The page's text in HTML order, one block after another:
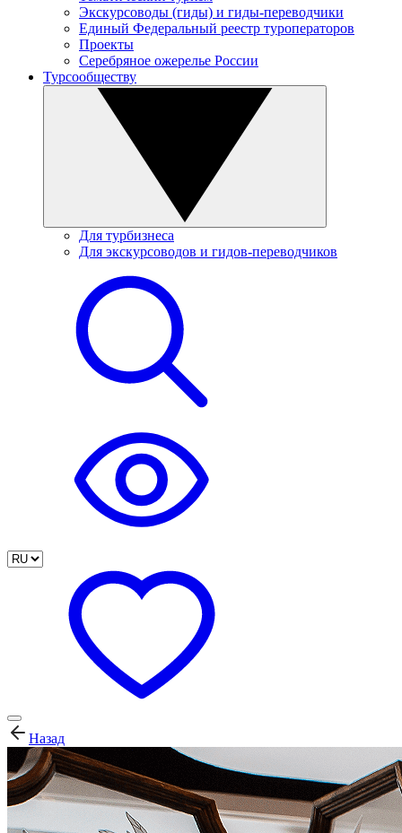
Экскурсоводы (гиды) и гиды-переводчики
Единый Федеральный реестр туроператоров
Проекты
Серебряное ожерелье России
Турсообществу
Для турбизнеса
Для экскурсоводов и гидов-переводчиков
Назад